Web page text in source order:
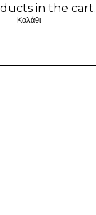
in the cart.
Καλάθι